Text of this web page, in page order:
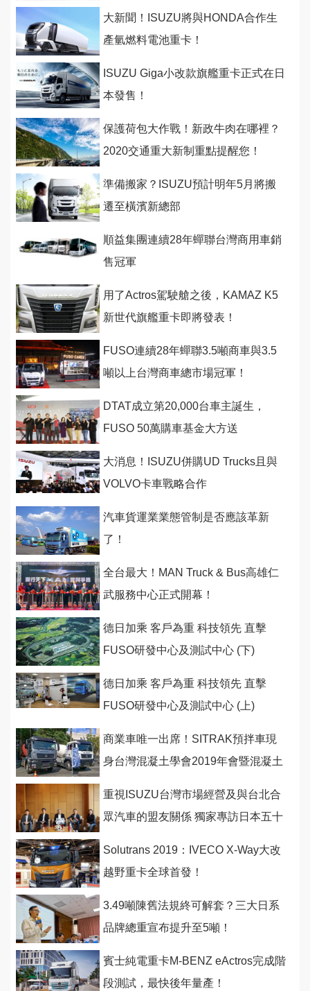
大新聞！ISUZU將與HONDA合作生
產氫燃料電池重卡！
ISUZU Giga小改款旗艦重卡正式在日
本發售！
保護荷包大作戰！新政牛肉在哪裡？
2020交通重大新制重點提醒您！
準備搬家？ISUZU預計明年5月將搬
遷至橫濱新總部
順益集團連續28年蟬聯台灣商用車銷
售冠軍
用了Actros駕駛艙之後，KAMAZ K5
新世代旗艦重卡即將發表！
FUSO連續28年蟬聯3.5噸商車與3.5
噸以上台灣商車總市場冠軍！
DTAT成立第20,000台車主誕生，
FUSO 50萬購車基金大方送
大消息！ISUZU併購UD Trucks且與
VOLVO卡車戰略合作
汽車貨運業業態管制是否應該革新
了！
全台最大！MAN Truck & Bus高雄仁
武服務中心正式開幕！
德日加乘 客戶為重 科技領先 直擊
FUSO研發中心及測試中心 (下)
德日加乘 客戶為重 科技領先 直擊
FUSO研發中心及測試中心 (上)
商業車唯一出席！SITRAK預拌車現
身台灣混凝土學會2019年會暨混凝土
重視ISUZU台灣市場經營及與台北合
眾汽車的盟友關係 獨家專訪日本五十
Solutrans 2019：IVECO X-Way大改
越野重卡全球首發！
3.49噸陳舊法規終可解套？三大日系
品牌總重宣布提升至5噸！
賓士純電重卡M-BENZ eActros完成階
段測試，最快後年量產！